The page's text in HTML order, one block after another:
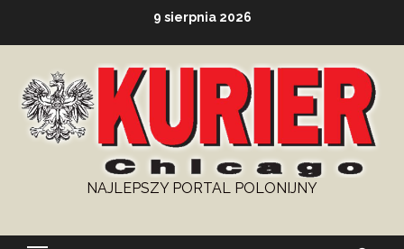
9 sierpnia 2026
NAJLEPSZY PORTAL POLONIJNY